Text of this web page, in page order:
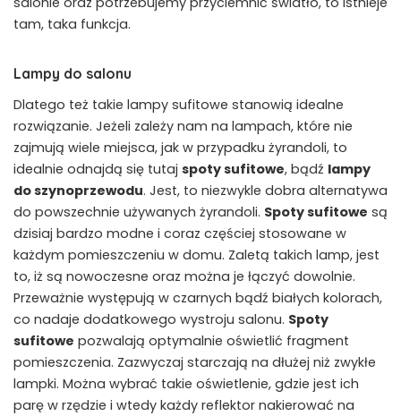
tam, taka funkcja.
Lampy do salonu
Dlatego też takie lampy sufitowe stanowią idealne
rozwiązanie. Jeżeli zależy nam na lampach, które nie
zajmują wiele miejsca, jak w przypadku żyrandoli, to
idealnie odnajdą się tutaj spoty sufitowe, bądź lampy
do szynoprzewodu. Jest, to niezwykle dobra alternatywa
do powszechnie używanych żyrandoli. Spoty sufitowe są
dzisiaj bardzo modne i coraz częściej stosowane w
każdym pomieszczeniu w domu. Zaletą takich lamp, jest
to, iż są nowoczesne oraz można je łączyć dowolnie.
Przeważnie występują w czarnych bądź białych kolorach,
co nadaje dodatkowego wystroju salonu. Spoty
sufitowe pozwalają optymalnie oświetlić fragment
pomieszczenia. Zazwyczaj starczają na dłużej niż zwykłe
lampki. Można wybrać takie oświetlenie, gdzie jest ich
parę w rzędzie i wtedy każdy reflektor nakierować na